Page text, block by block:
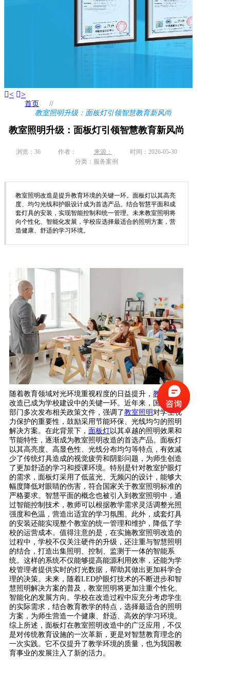
< >
首页
//
教室照明升级：面板灯引领智慧教育新风尚
教室照明升级：面板灯引领智慧教育新风尚
浏览： 36 作者： 来源：
时间：2026-05-30
分类：服务案例
教室照明改造是提升教育环境的关键一环。面板灯以其高亮
度、均匀光线和护眼设计成为首选产品。结合智慧平面和成
套灯具的安装，实现智能控制和统一管理。未来教室照明将
向个性化、智能化发展，学校应选择最适合的照明方案，营
造健康、舒适的学习环境。
随着教育领域对光环境重视程度的日益提升， 教室
照明
改造已成为学校建设中的关键一环。近年来，国家教育
部门多次发布相关政策文件，强调了教室照明 对学生视
力保护的重要性，鼓励采用节能环保、光线均匀的照明
解决方案。在此背景下， 面板灯以其卓越的照明效果和
节能特性，逐渐成为教室照明改造的首选产品。面板灯
以其高亮度、高显色性、光线分布均匀等特点，有效减
少了传统灯具造成的视觉疲劳和阴影问题，为师生创造
了更加舒适的学习和授课环境。特别是针对教室护眼灯
的需求，面板灯采用了低蓝光、无频闪的设计，能够大
幅度降低对眼睛的伤害，符合国家关于教室照明标准的
严格要求。智慧平面的概念也被引入到教室照明中，通
过智能控制技术，教师可以根据教学需求灵活调整光照
强度和色温，营造出适宜的学习氛围。此外，成套灯具
的安装还能实现整个教室的统一管理和维护，降低了学
校的运营成本。值得注意的是，在实施教室照明改造的
过程中，学校不仅关注硬件的升级，还注重与智慧照明
的结合，打造出集照明、控制、监测于一体的智能系
统。这样的系统不仅能够提高能源利用效率，还能为学
校管理者提供实时的灯光数据，帮助其做出更加科学合
理的决策。未来，随着LED护眼灯技术的不断进步和智
慧照明解决方案的普及，教室照明将更加注重个性化、
智能化的发展方向。学校在改造过程中应充分考虑学生
的实际需求，结合教育教学的特点，选择最适合的照明
方案，为师生营造一个健康、舒适、高效的学习环境。
综上所述，面板灯在教室照明改造中的广泛应用，不仅
是对传统教育设施的一次革新，更是对智慧教育理念的
一次实践。它不仅提升了教学环境的质量，也为我国教
育事业的发展注入了新的活力。